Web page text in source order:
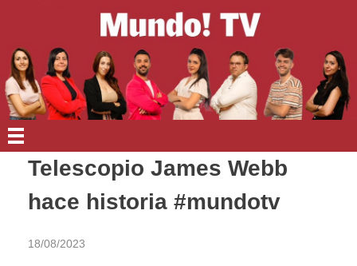
EN PORTADA
Telescopio James Webb
hace historia #mundotv
18/08/2023